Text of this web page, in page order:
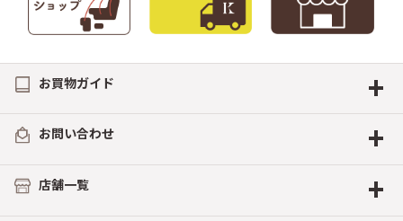
お買物ガイド +
お問い合わせ +
店舗一覧 +